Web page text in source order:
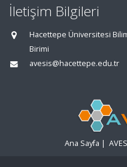
İletişim Bilgileri
Hacettepe Üniversitesi
Birimi
avesis@hacettepe.edu.tr
Ana Sayfa |